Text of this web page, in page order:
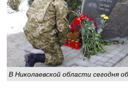
В Николаевской области сегодня